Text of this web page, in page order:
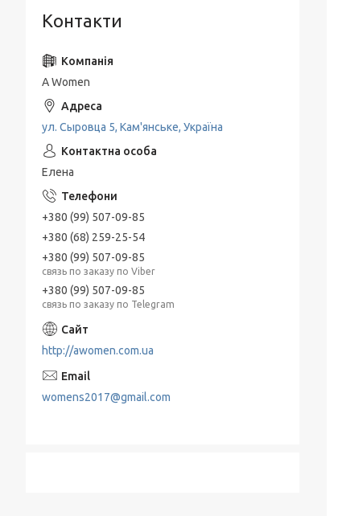
Контакти
A Women
ул. Сыровца 5, Кам'янське, Україна
Елена
+380 (99) 507-09-85
+380 (68) 259-25-54
+380 (99) 507-09-85
связь по заказу по Viber
+380 (99) 507-09-85
связь по заказу по Telegram
http://awomen.com.ua
womens2017@gmail.com